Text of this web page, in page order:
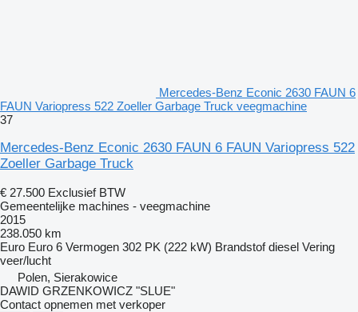
Mercedes-Benz Econic 2630 FAUN 6
FAUN Variopress 522 Zoeller Garbage Truck veegmachine
37
Mercedes-Benz Econic 2630 FAUN 6 FAUN Variopress 522
Zoeller Garbage Truck
€ 27.500 Exclusief BTW
Gemeentelijke machines - veegmachine
2015
238.050 km
Euro Euro 6 Vermogen 302 PK (222 kW) Brandstof diesel Vering
veer/lucht
Polen, Sierakowice
DAWID GRZENKOWICZ "SLUE"
Contact opnemen met verkoper